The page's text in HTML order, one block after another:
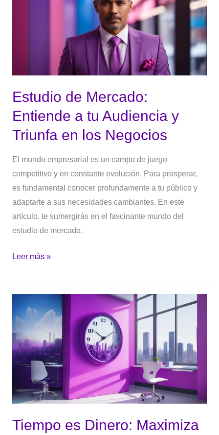
Estudio de Mercado:
Entiende a tu Audiencia y
Triunfa en los Negocios
El mundo empresarial es un campo de juego
competitivo y en constante evolución. Para prosperar,
es fundamental conocer profundamente a tu público y
adaptarte a sus necesidades cambiantes. En este
artículo, te sumergirás en el fascinante mundo del
estudio de mercado.
en
los
Negocios
Leer más »
Tiempo es Dinero: Maximiza
es
Dinero:
Maximiza
tu
Productividad
Emprendedor